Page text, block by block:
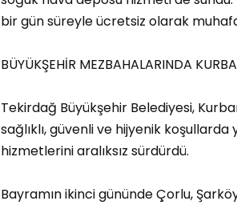
bir gün süreyle ücretsiz olarak
BÜYÜKŞEHİR MEZBAHALARINDA
Tekirdağ Büyükşehir Belediyesi,
sağlıklı, güvenli ve hijyenik
hizmetlerini aralıksız sürdürdü.
Bayramın ikinci gününde Çorlu,